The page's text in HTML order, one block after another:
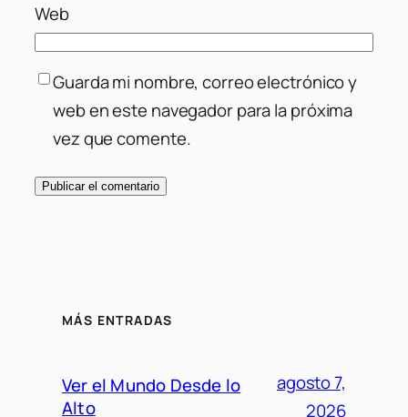
Web
Guarda mi nombre, correo electrónico y
web en este navegador para la próxima
vez que comente.
MÁS ENTRADAS
Ver el Mundo Desde lo
Alto
agosto 7,
2026